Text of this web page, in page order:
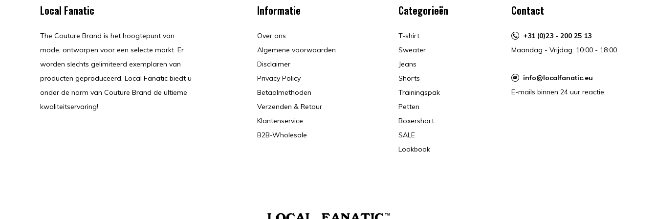
Local Fanatic
The Couture Brand is het hoogtepunt van
mode, ontworpen voor een selecte markt. Er
worden slechts gelimiteerd exemplaren van
producten geproduceerd. Local Fanatic biedt u
onder de norm van Couture Brand de ultieme
kwaliteitservaring!
Informatie
Over ons
Algemene voorwaarden
Disclaimer
Privacy Policy
Betaalmethoden
Verzenden & Retour
Klantenservice
B2B-Wholesale
Categorieën
T-shirt
Sweater
Jeans
Shorts
Trainingspak
Petten
Boxershort
SALE
Lookbook
Contact
+31 (0)23 - 200 25 13
Maandag - Vrijdag: 10:00 - 18:00
info@localfanatic.eu
E-mails binnen 24 uur reactie.